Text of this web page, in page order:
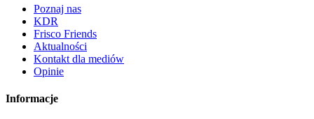
Poznaj nas
KDR
Frisco Friends
Aktualności
Kontakt dla mediów
Opinie
Informacje